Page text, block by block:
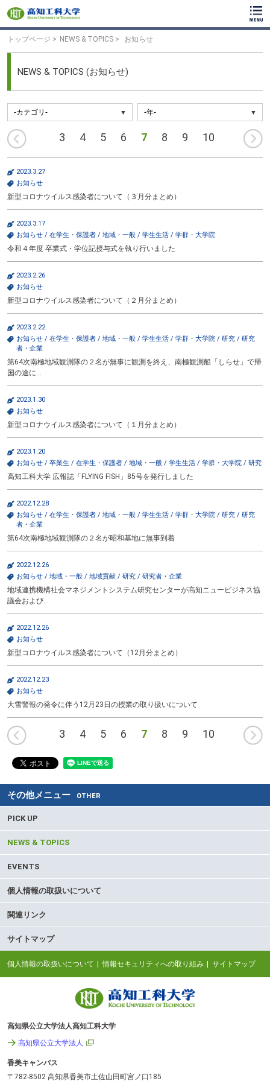
ッ
トップページ NEWS & TOPICS お知らせ
NEWS & TOPICS (お知らせ)
3 4 5 6 7 8 9 10
2023.3.27
お知らせ
新型コロナウイルス感染者について（３月分まとめ）
2023.3.17
お知らせ / 在学生・保護者 / 地域・一般 / 学生生活 / 学群・大学院
令和４年度 卒業式・学位記授与式を執り行いました
2023.2.26
お知らせ
新型コロナウイルス感染者について（２月分まとめ）
2023.2.22
お知らせ / 在学生・保護者 / 地域・一般 / 学生生活 / 学群・大学院 / 研究 / 研究
者・企業
第64次南極地域観測隊の２名が無事に観測を終え、南極観測船「しらせ」で帰
国の途に…
2023.1.30
お知らせ
新型コロナウイルス感染者について（１月分まとめ）
2023.1.20
お知らせ / 卒業生 / 在学生・保護者 / 地域・一般 / 学生生活 / 学群・大学院 / 研究
高知工科大学 広報誌「FLYING FISH」85号を発行しました
2022.12.28
お知らせ / 在学生・保護者 / 地域・一般 / 学生生活 / 学群・大学院 / 研究 / 研究
者・企業
第64次南極地域観測隊の２名が昭和基地に無事到着
2022.12.26
お知らせ / 地域・一般 / 地域貢献 / 研究 / 研究者・企業
地域連携機構社会マネジメントシステム研究センターが高知ニュービジネス協
議会および…
2022.12.26
お知らせ
新型コロナウイルス感染者について（12月分まとめ）
2022.12.23
お知らせ
大雪警報の発令に伴う12月23日の授業の取り扱いについて
3 4 5 6 7 8 9 10
その他メニュー OTHER
PICK UP
NEWS & TOPICS
EVENTS
個人情報の取扱いについて
関連リンク
サイトマップ
個人情報の取扱いについて 情報セキュリティへの取り組み サイトマップ
高知県公立大学法人高知工科大学
高知県公立大学法人
香美キャンパス
〒782-8502 高知県香美市土佐山田町宮ノ口185